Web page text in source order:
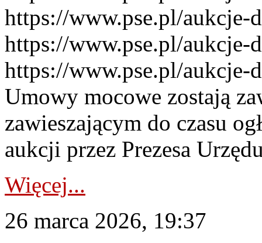
https://www.pse.pl/aukcje-
https://www.pse.pl/aukcje-
https://www.pse.pl/aukcje-
Umowy mocowe zostają
zawieszającym do czasu
aukcji przez Prezesa
Więcej...
26 marca 2026, 19:37